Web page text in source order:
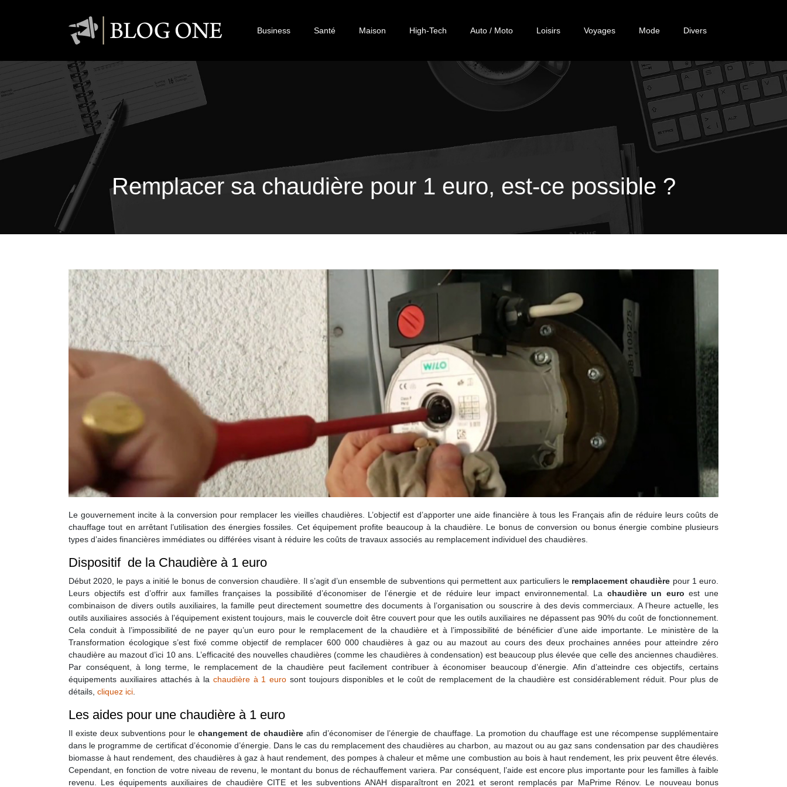
Business Santé Maison High-Tech Auto / Moto Loisirs Voyages Mode Divers
Remplacer sa chaudière pour 1 euro, est-ce possible ?
Le gouvernement incite à la conversion pour remplacer les vieilles chaudières. L’objectif est d’apporter une aide financière à tous les Français afin de réduire leurs coûts de
chauffage tout en arrêtant l’utilisation des énergies fossiles. Cet équipement profite beaucoup à la chaudière. Le bonus de conversion ou bonus énergie combine plusieurs
types d’aides financières immédiates ou différées visant à réduire les coûts de travaux associés au remplacement individuel des chaudières.
Dispositif de la Chaudière à 1 euro
Début 2020, le pays a initié le bonus de conversion chaudière. Il s’agit d’un ensemble de subventions qui permettent aux particuliers le remplacement chaudière pour 1 euro.
Leurs objectifs est d’offrir aux familles françaises la possibilité d’économiser de l’énergie et de réduire leur impact environnemental. La chaudière un euroest une
combinaison de divers outils auxiliaires, la famille peut directement soumettre des documents à l’organisation ou souscrire à des devis commerciaux. A l’heure actuelle, les
outils auxiliaires associés à l’équipement existent toujours, mais le couvercle doit être couvert pour que les outils auxiliaires ne dépassent pas 90% du coût de fonctionnement.
Cela conduit à l’impossibilité de ne payer qu’un euro pour le remplacement de la chaudière et à l’impossibilité de bénéficier d’une aide importante. Le ministère de la
Transformation écologique s’est fixé comme objectif de remplacer 600 000 chaudières à gaz ou au mazout au cours des deux prochaines années pour atteindre zéro
chaudière au mazout d’ici 10 ans. L’efficacité des nouvelles chaudières (comme les chaudières à condensation) est beaucoup plus élevée que celle des anciennes chaudières.
Par conséquent, à long terme, le remplacement de la chaudière peut facilement contribuer à économiser beaucoup d’énergie. Afin d’atteindre ces objectifs, certains
équipements auxiliaires attachés à la chaudière à 1 euro sont toujours disponibles et le coût de remplacement de la chaudière est considérablement réduit. Pour plus de
détails, cliquez ici.
Les aides pour une chaudière à 1 euro
Il existe deux subventions pour le changement de chaudièreafin d’économiser de l’énergie de chauffage. La promotion du chauffage est une récompense supplémentaire
dans le programme de certificat d’économie d’énergie. Dans le cas du remplacement des chaudières au charbon, au mazout ou au gaz sans condensation par des chaudières
biomasse à haut rendement, des chaudières à gaz à haut rendement, des pompes à chaleur et même une combustion au bois à haut rendement, les prix peuvent être élevés.
Cependant, en fonction de votre niveau de revenu, le montant du bonus de réchauffement variera. Par conséquent, l’aide est encore plus importante pour les familles à faible
revenu. Les équipements auxiliaires de chaudière CITE et les subventions ANAH disparaîtront en 2021 et seront remplacés par MaPrime Rénov. Le nouveau bonus